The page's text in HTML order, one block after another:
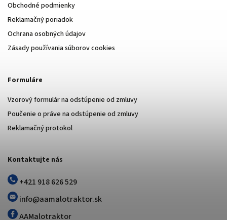
Obchodné podmienky
Reklamačný poriadok
Ochrana osobných údajov
Zásady používania súborov cookies
Formuláre
Vzorový formulár na odstúpenie od zmluvy
Poučenie o práve na odstúpenie od zmluvy
Reklamačný protokol
Kontaktujte nás
+421 918 626 529
info@aamalotraktor.sk
AAMalotraktor